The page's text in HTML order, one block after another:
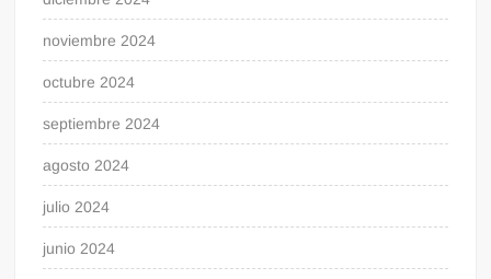
noviembre 2024
octubre 2024
septiembre 2024
agosto 2024
julio 2024
junio 2024